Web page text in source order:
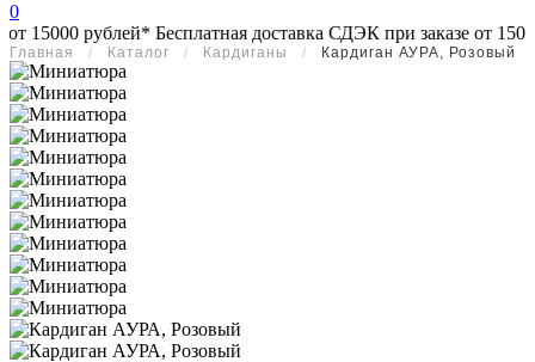
0
Бесплатная доставка СДЭК при заказе от 15000 рублей*
Главная / Каталог / Кардиганы / Кардиган АУРА, Розовый